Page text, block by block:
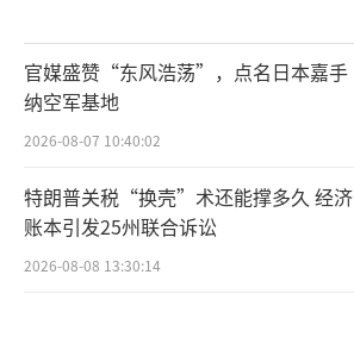
官媒盛赞“东风浩荡”，点名日本嘉手
纳空军基地
2026-08-07 10:40:02
特朗普关税“换壳”术还能撑多久 经济
账本引发25州联合诉讼
2026-08-08 13:30:14